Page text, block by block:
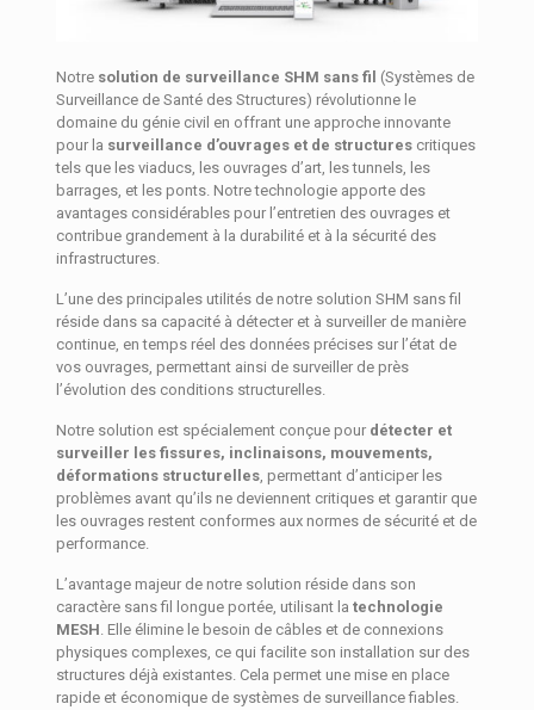
Notre solution de surveillance SHM sans fil (Systèmes de
Surveillance de Santé des Structures) révolutionne le
domaine du génie civil en offrant une approche innovante
pour la surveillance d’ouvrages et de structurescritiques
tels que les viaducs, les ouvrages d’art, les tunnels, les
barrages, et les ponts. Notre technologie apporte des
avantages considérables pour l’entretien des ouvrages et
contribue grandement à la durabilité et à la sécurité des
infrastructures.
L’une des principales utilités de notre solution SHM sans fil
réside dans sa capacité à détecter et à surveiller de manière
continue, en temps réel des données précises sur l’état de
vos ouvrages, permettant ainsi de surveiller de près
l’évolution des conditions structurelles.
Notre solution est spécialement conçue pour détecter et
surveiller les fissures, inclinaisons, mouvements,
déformations structurelles, permettant d’anticiper les
problèmes avant qu’ils ne deviennent critiques et garantir que
les ouvrages restent conformes aux normes de sécurité et de
performance.
L’avantage majeur de notre solution réside dans son
caractère sans fil longue portée, utilisant la technologie
MESH . Elle élimine le besoin de câbles et de connexions
physiques complexes, ce qui facilite son installation sur des
structures déjà existantes. Cela permet une mise en place
rapide et économique de systèmes de surveillance fiables.